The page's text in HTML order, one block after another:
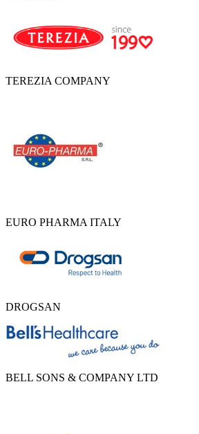
TEREZIA COMPANY
EURO PHARMA ITALY
DROGSAN
BELL SONS & COMPANY LTD